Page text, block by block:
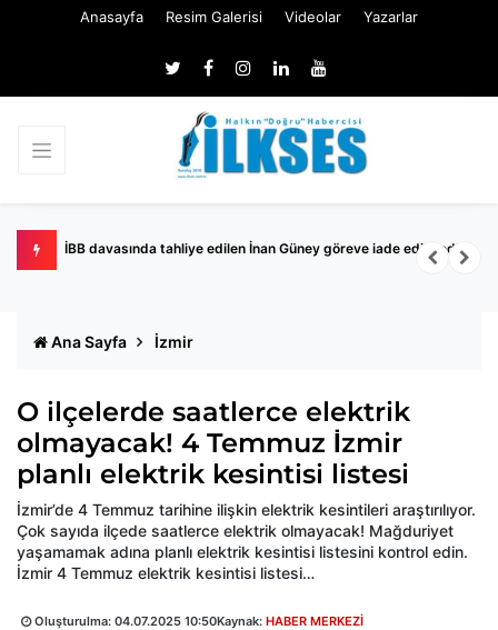
Anasayfa Resim Galerisi Videolar Yazarlar
İBB davasında tahliye edilen İnan Güney göreve iade edilmedi
Ana Sayfa İzmir
O ilçelerde saatlerce elektrik
olmayacak! 4 Temmuz İzmir
planlı elektrik kesintisi listesi
İzmir’de 4 Temmuz tarihine ilişkin elektrik kesintileri araştırılıyor.
Çok sayıda ilçede saatlerce elektrik olmayacak! Mağduriyet
yaşamamak adına planlı elektrik kesintisi listesini kontrol edin.
İzmir 4 Temmuz elektrik kesintisi listesi…
Oluşturulma: 04.07.2025 10:50Kaynak: HABER MERKEZİ